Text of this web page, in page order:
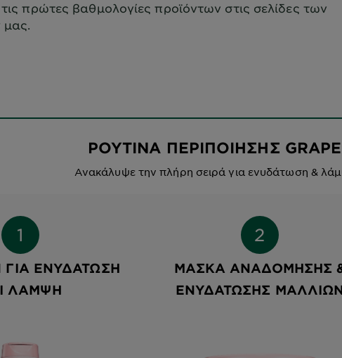
πρώτες βαθμολογίες προϊόντων στις σελίδες των
μας.
ΡΟΥΤΙΝΑ ΠΕΡΙΠΟΙΗΣΗΣ GRAPE
Ανακάλυψε την πλήρη σειρά για ενυδάτωση &
ΕΝΥΔΆΤΩΣΗ
ΛΆΜΨΗ
ΜΆΣΚΑ ΑΝΑΔΌΜΗΣΗΣ
ΕΝΥΔΆΤΩΣΗΣ